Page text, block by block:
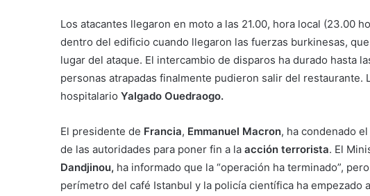
Los atacantes llegaron en moto a las 21.00, hora local (23.00
dentro del edificio cuando llegaron las fuerzas burkinesas,
lugar del ataque. El intercambio de disparos ha durado hasta
personas atrapadas finalmente pudieron salir del restaurante.
hospitalario Yalgado Ouedraogo.
El presidente de Francia, Emmanuel Macron, ha condenado
de las autoridades para poner fin a la acción terrorista. El
Dandjinou, ha informado que la “operación ha terminado”,
perímetro del café Istanbul y la policía científica ha empezado